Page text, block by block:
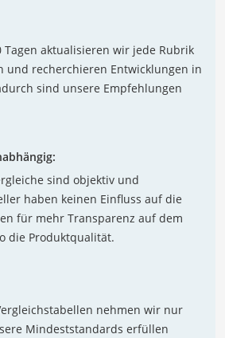
Tagen aktualisieren wir jede Rubrik
und recherchieren Entwicklungen in
sind unsere Empfehlungen
sind objektiv und
haben keinen Einfluss auf die
für mehr Transparenz auf dem
die Produktqualität.
nehmen wir nur
Mindeststandards erfüllen